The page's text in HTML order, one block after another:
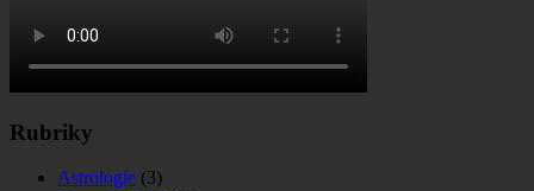
Rubriky
Astrologie (3)